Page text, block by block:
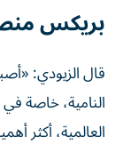
بريكس
قال الزيودي:
النامية، خاصة
العالمية، أكثر